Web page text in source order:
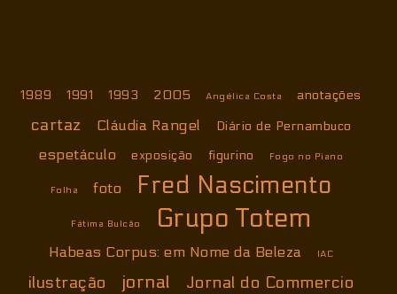
1989 1991 1993 2005 Angélica Costa anotações
cartaz Cláudia Rangel Diário de Pernambuco
espetáculo exposição figurino Fogo no Piano
Folha foto Fred Nascimento
Fátima Bulcão Grupo Totem
Habeas Corpus: em Nome da Beleza IAC
ilustração jornal Jornal do Commercio